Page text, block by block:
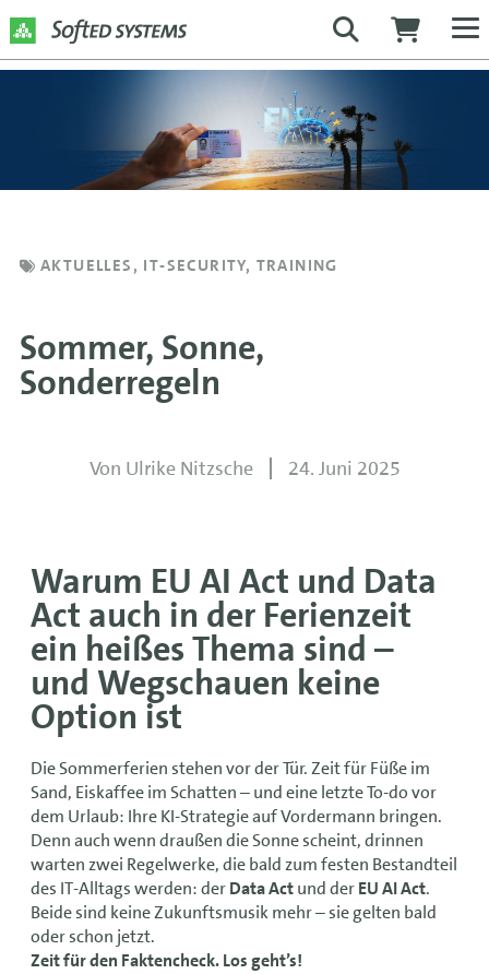
AKTUELLES , IT-SECURITY, TRAINING
Sommer, Sonne,
Sonderregeln
Von Ulrike Nitzsche 24. Juni 2025
Warum EU AI Act und Data
Act auch in der Ferienzeit
ein heißes Thema sind –
und Wegschauen keine
Option ist
Die Sommerferien stehen vor der Tür. Zeit für Füße im
Sand, Eiskaffee im Schatten – und eine letzte To-do vor
dem Urlaub: Ihre KI-Strategie auf Vordermann bringen.
Denn auch wenn draußen die Sonne scheint, drinnen
warten zwei Regelwerke, die bald zum festen Bestandteil
des IT-Alltags werden: derData Actund derEU AI Act.
Beide sind keine Zukunftsmusik mehr – sie gelten bald
oder schon jetzt.
Zeit für den Faktencheck. Los geht’s!